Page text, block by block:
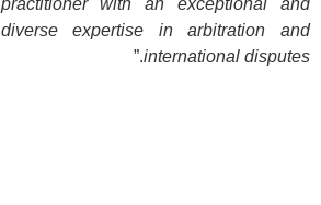
practitioner with an exceptional and
diverse expertise in arbitration and
international disputes
.”